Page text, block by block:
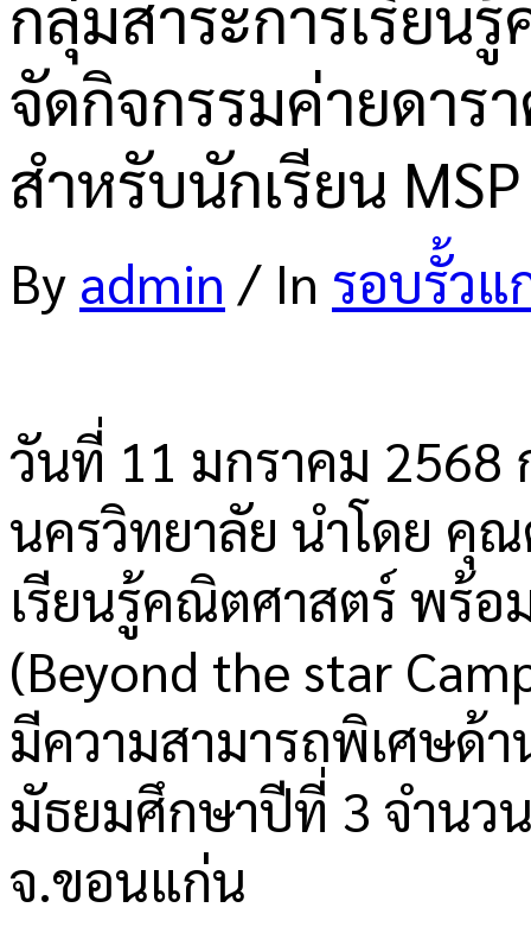
กลุ่มสาระการเรียน
จัดกิจกรรมค่ายดาร
สำหรับนักเรียน
By admin / In รอบรั้ว
วันที่ 11 มกราคม 2568
นครวิทยาลัย นำโดย คุ
เรียนรู้คณิตศาสตร์ พร้อ
(Beyond the star
มีความสามารถพิเศษด้
มัธยมศึกษาปีที่ 3 จำนว
จ.ขอนแก่น